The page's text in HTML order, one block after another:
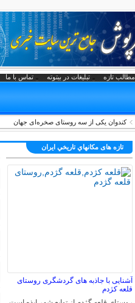
مطالب تازه تبلیغات در بیتوته تماس با ما
کندوان یکی از سه روستای صخره‌ای جهان
تازه های مكانهاي تاريخي ايران
آشنایی با جاذبه های گردشگری روستای
قلعه کژدم